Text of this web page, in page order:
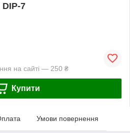
DIP-7
на сайті — 250 ₴
Купити
Умови повернення